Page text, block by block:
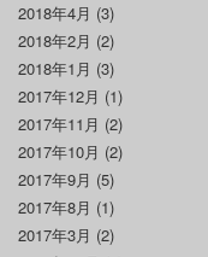
2018年4月 (3)
2018年2月 (2)
2018年1月 (3)
2017年12月 (1)
2017年11月 (2)
2017年10月 (2)
2017年9月 (5)
2017年8月 (1)
2017年3月 (2)